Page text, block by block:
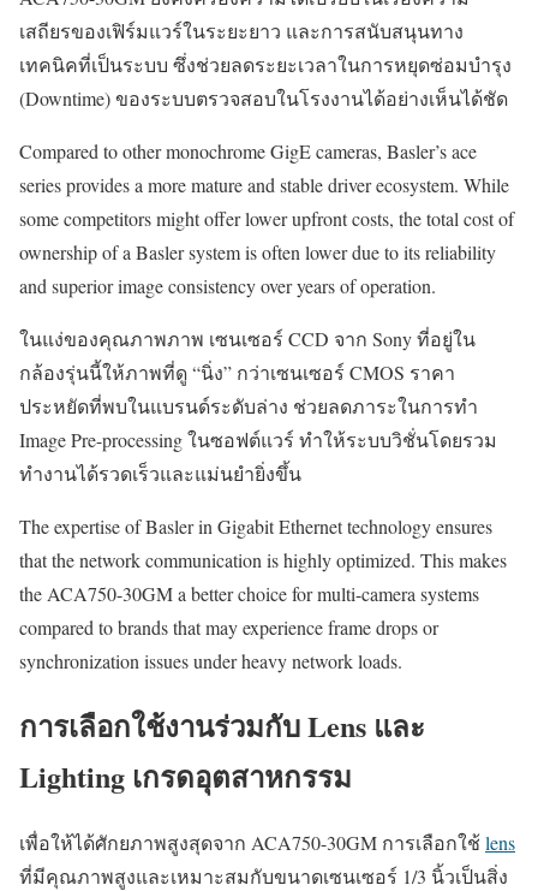
เสถียรของเฟิร์มแวร์ในระยะยาว และการสนับสนุนทาง
เทคนิคที่เป็นระบบ ซึ่งช่วยลดระยะเวลาในการหยุดซ่อมบำรุง
(Downtime) ของระบบตรวจสอบในโรงงานได้อย่างเห็นได้ชัด
Compared to other monochrome GigE cameras, Basler’s ace
series provides a more mature and stable driver ecosystem. While
some competitors might offer lower upfront costs, the total cost of
ownership of a Basler system is often lower due to its reliability
and superior image consistency over years of operation.
ในแง่ของคุณภาพภาพ เซนเซอร์ CCD จาก Sony ที่อยู่ใน
กล้องรุ่นนี้ให้ภาพที่ดู “นิ่ง” กว่าเซนเซอร์ CMOS ราคา
ประหยัดที่พบในแบรนด์ระดับล่าง ช่วยลดภาระในการทำ
Image Pre-processing ในซอฟต์แวร์ ทำให้ระบบวิชั่นโดยรวม
ทำงานได้รวดเร็วและแม่นยำยิ่งขึ้น
The expertise of Basler in Gigabit Ethernet technology ensures
that the network communication is highly optimized. This makes
the ACA750-30GM a better choice for multi-camera systems
compared to brands that may experience frame drops or
synchronization issues under heavy network loads.
การเลือกใช้งานร่วมกับ Lens และ
Lighting เกรดอุตสาหกรรม
เพื่อให้ได้ศักยภาพสูงสุดจาก ACA750-30GM การเลือกใช้lens
ที่มีคุณภาพสูงและเหมาะสมกับขนาดเซนเซอร์ 1/3 นิ้วเป็นสิ่ง